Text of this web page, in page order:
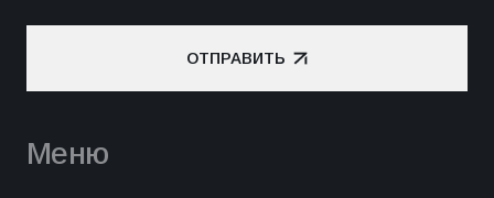
ОТПРАВИТЬ
ОТПРАВИТЬ
Меню